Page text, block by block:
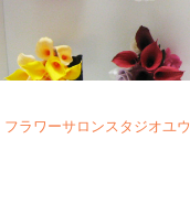
フラワーサロンスタジオユウ